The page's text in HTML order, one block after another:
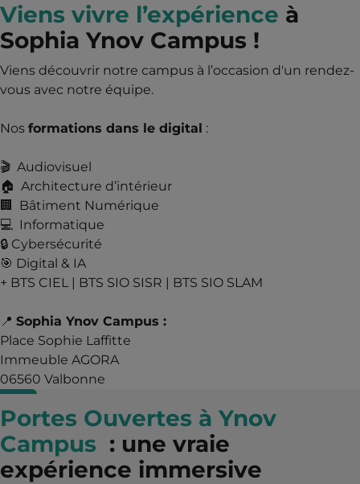
Viens vivre l’expérience à
Sophia Ynov Campus !
Viens découvrir notre campus à l’occasion d'un rendez-
vous avec notre équipe.
Nos formations dans le digital :
🎬 Audiovisuel
🏠 Architecture d’intérieur
🏢 Bâtiment Numérique
💻 Informatique
🔒 Cybersécurité
🎯 Digital & IA
+ BTS CIEL | BTS SIO SISR | BTS SIO SLAM
📍 Sophia Ynov Campus :
Place Sophie Laffitte
Immeuble AGORA
06560 Valbonne
Portes Ouvertes à Ynov
Campus : une vraie
expérience immersive